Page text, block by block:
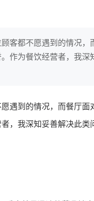
客都不愿遇到的情况
作为餐饮经营者，我
遇到的情况，而餐厅
，我深知妥善解决此
有货源没流量？母婴馆如何破局
7年做到平台销冠，转战私
破局？